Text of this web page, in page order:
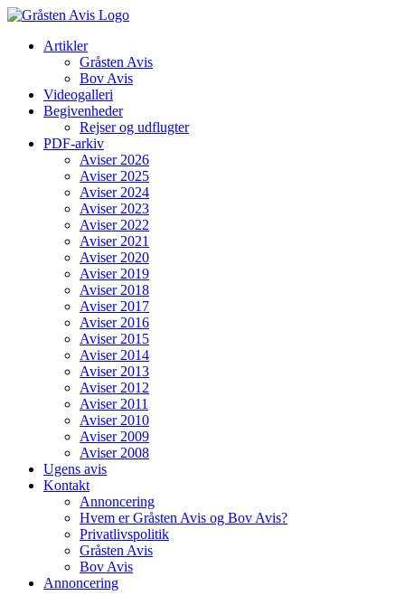
Skip
contentArtikler
Gråsten Avis
Bov Avis
Videogalleri
Begivenheder
Rejser og udflugter
PDF-arkiv
Aviser 2026
Aviser 2025
Aviser 2024
Aviser 2023
Aviser 2022
Aviser 2021
Aviser 2020
Aviser 2019
Aviser 2018
Aviser 2017
Aviser 2016
Aviser 2015
Aviser 2014
Aviser 2013
Aviser 2012
Aviser 2011
Aviser 2010
Aviser 2009
Aviser 2008
Ugens avis
Kontakt
Annoncering
Hvem er Gråsten Avis og Bov Avis?
Privatlivspolitik
Gråsten Avis
Bov Avis
Annoncering